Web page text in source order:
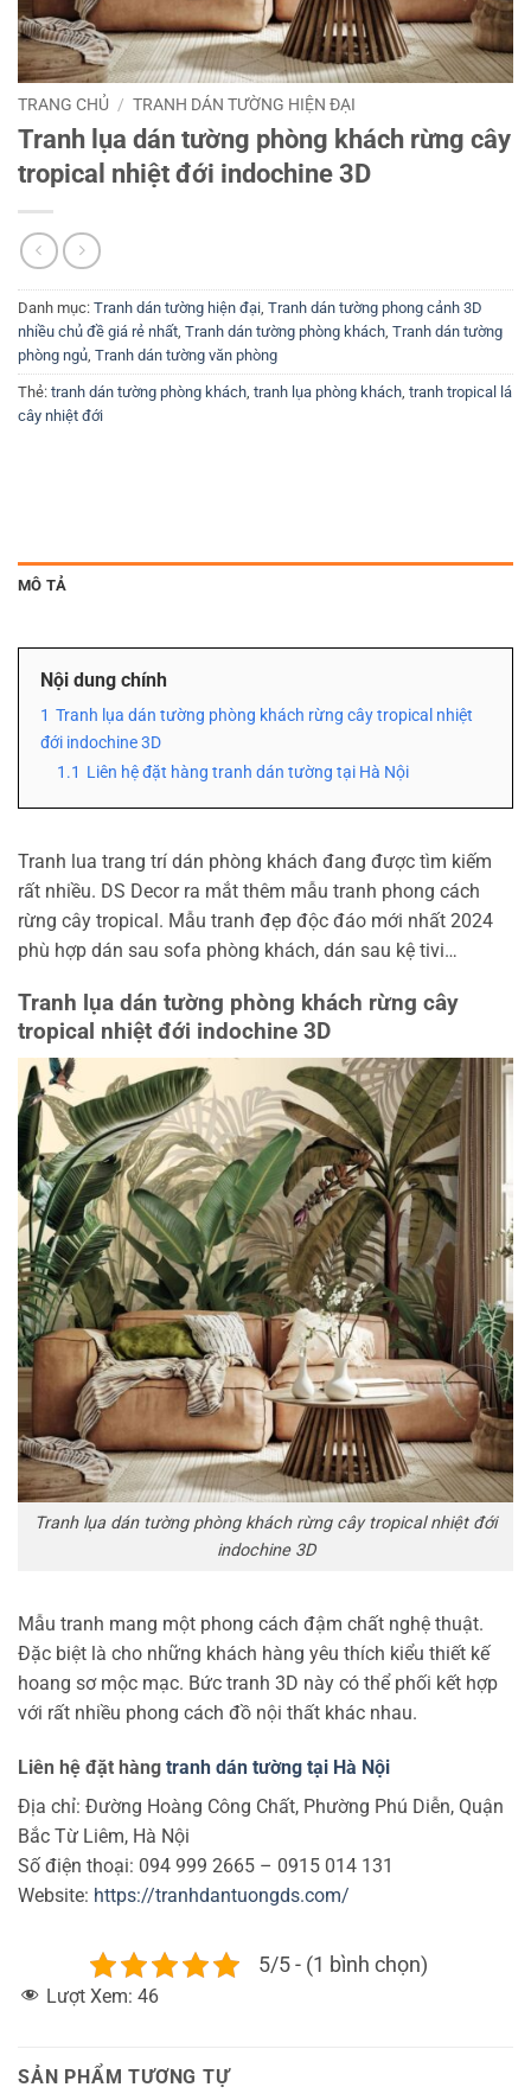
TRANG CHỦ / TRANH DÁN TƯỜNG HIỆN ĐẠI
Tranh lụa dán tường phòng khách rừng cây
tropical nhiệt đới indochine 3D
Danh mục: Tranh dán tường hiện đại Tranh dán tường phong cảnh 3D
nhiều chủ đề giá rẻ nhất Tranh dán tường phòng khách Tranh dán tường
phòng ngủ Tranh dán tường văn phòng
Thẻ: tranh dán tường phòng khách tranh lụa phòng khách tranh tropical lá
cây nhiệt đới
MÔ TẢ
Nội dung chính
1 Tranh lụa dán tường phòng khách rừng cây tropical nhiệt
đới indochine 3D
1.1 Liên hệ đặt hàng tranh dán tường tại Hà Nội
Tranh lua trang trí dán phòng khách đang được tìm kiếm
rất nhiều. DS Decor ra mắt thêm mẫu tranh phong cách
rừng cây tropical. Mẫu tranh đẹp độc đáo mới nhất 2024
phù hợp dán sau sofa phòng khách, dán sau kệ tivi…
Tranh lụa dán tường phòng khách rừng cây
tropical nhiệt đới indochine 3D
Tranh lụa dán tường phòng khách rừng cây tropical nhiệt đới
indochine 3D
Mẫu tranh mang một phong cách đậm chất nghệ thuật.
Đặc biệt là cho những khách hàng yêu thích kiểu thiết kế
hoang sơ mộc mạc. Bức tranh 3D này có thể phối kết hợp
với rất nhiều phong cách đồ nội thất khác nhau.
Liên hệ đặt hàng tranh dán tường tại Hà Nội
Địa chỉ: Đường Hoàng Công Chất, Phường Phú Diễn, Quận
Bắc Từ Liêm, Hà Nội
Số điện thoại: 094 999 2665 – 0915 014 131
Website: https://tranhdantuongds.com/
5/5 - (1 bình chọn)
Lượt Xem: 46
SẢN PHẨM TƯƠNG TỰ